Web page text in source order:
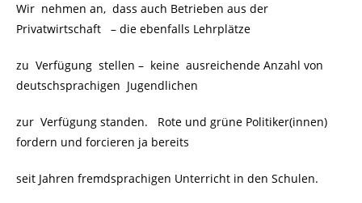
Wir nehmen an, dass auch Betrieben aus der
Privatwirtschaft
– die ebenfalls Lehrplätze
zu Verfügung stellen – keine ausreichende Anzahl von
deutschsprachigen Jugendlichen
zur Verfügung standen. Rote und grüne Politiker(innen)
fordern und forcieren ja bereits
seit Jahren fremdsprachigen Unterricht in den Schulen.